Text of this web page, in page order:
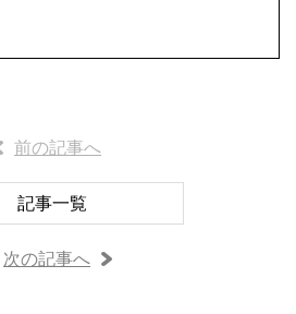
前の記事へ
記事一覧
次の記事へ